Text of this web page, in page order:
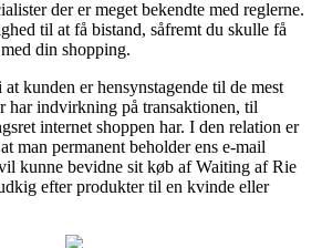
der er meget bekendte med reglerne.
til at få bistand, såfremt du skulle få
din shopping.
kunden er hensynstagende til de mest
har indvirkning på transaktionen, til
internet shoppen har. I den relation er
man permanent beholder ens e-mail
kunne bevidne sit køb af Waiting af Rie
efter produkter til en kvinde eller